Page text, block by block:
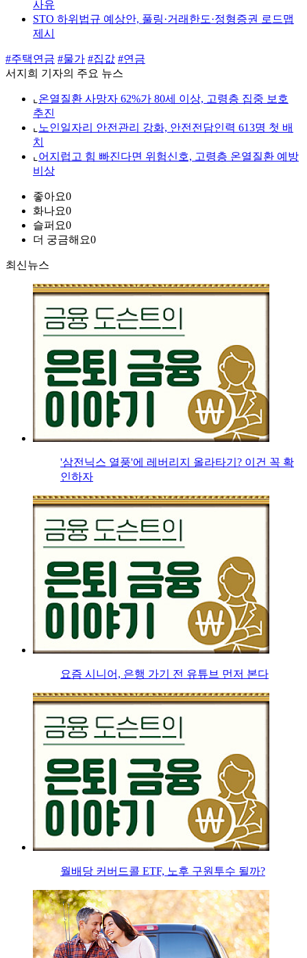
사유
STO 하위법규 예상안, 풀링·거래한도·정형증권 로드맵
제시
#주택연금 #물가 #집값 #연금
서지희 기자의 주요 뉴스
⌞ 온열질환 사망자 62%가 80세 이상, 고령층 집중 보호
추진
⌞ 노인일자리 안전관리 강화, 안전전담인력 613명 첫 배
치
⌞ 어지럽고 힘 빠진다면 위험신호, 고령층 온열질환 예방
비상
좋아요0
화나요0
슬퍼요0
더 궁금해요0
최신뉴스
'삼전닉스 열풍'에 레버리지 올라타기? 이건 꼭 확
인하자
요즘 시니어, 은행 가기 전 유튜브 먼저 본다
월배당 커버드콜 ETF, 노후 구원투수 될까?